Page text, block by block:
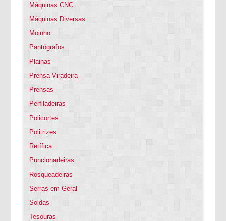
Máquinas CNC
Máquinas Diversas
Moinho
Pantógrafos
Plainas
Prensa Viradeira
Prensas
Perfiladeiras
Policortes
Politrizes
Retífica
Puncionadeiras
Rosqueadeiras
Serras em Geral
Soldas
Tesouras